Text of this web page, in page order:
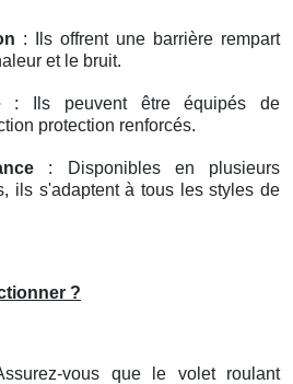
: Ils offrent une barrière rempart
et le bruit.
: Ils peuvent être équipés de
protection renforcés.
: Disponibles en plusieurs
ils s'adaptent à tous les styles de
?
vous que le volet roulant